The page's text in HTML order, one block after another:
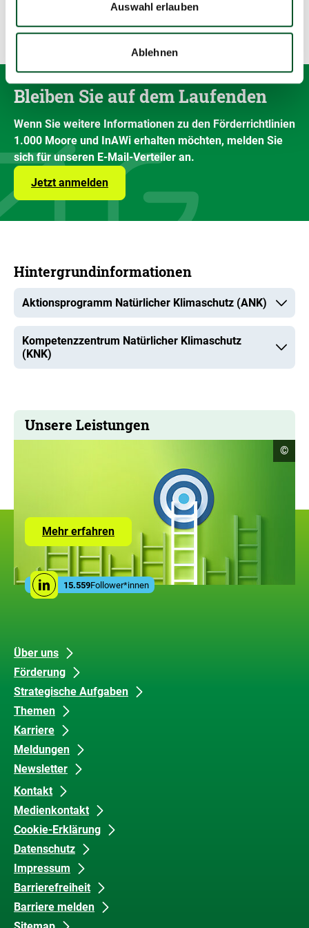
Auswahl erlauben
Ablehnen
Bleiben Sie auf dem Laufenden
Wenn Sie weitere Informationen zu den Förderrichtlinien
1.000 Moore und InAWi erhalten möchten, melden Sie
sich für unseren E-Mail-Verteiler an.
Jetzt anmelden
Hintergrundinformationen
Aktionsprogramm Natürlicher Klimaschutz (ANK)
Kompetenzzentrum Natürlicher Klimaschutz
(KNK)
Unsere Leistungen
Mehr erfahrenZur
Seite
den
Leistungen
der
ZUG
Social
MediaLinkedin
15.559Follower*innen
©
Unsere
Inhalte
Über uns
Förderung
Strategische Aufgaben
Themen
Karriere
Meldungen
Newsletter
Datenschutz
und
Barrierefreiheit
Kontakt
Medienkontakt
Cookie-Erklärung
Datenschutz
Impressum
Barrierefreiheit
Barriere melden